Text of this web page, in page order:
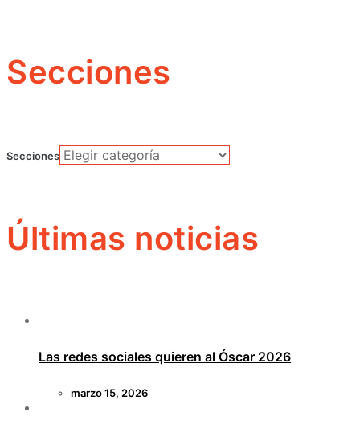
Secciones
Secciones
Últimas noticias
Las redes sociales quieren al Óscar 2026
marzo 15, 2026